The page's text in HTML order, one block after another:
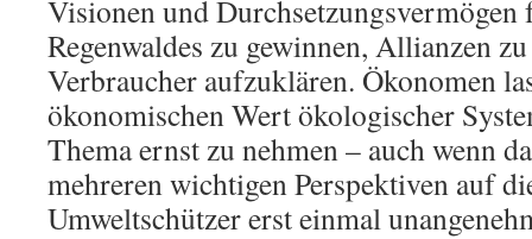
Visionen und Durchsetzungsvermögen
Regenwaldes zu gewinnen, Allianzen
Verbraucher aufzuklären. Ökonomen
ökonomischen Wert ökologischer
Thema ernst zu nehmen – auch wenn
mehreren wichtigen Perspektiven auf
Umweltschützer erst einmal